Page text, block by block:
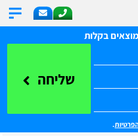
מוצאים בקלות
שליחה
.